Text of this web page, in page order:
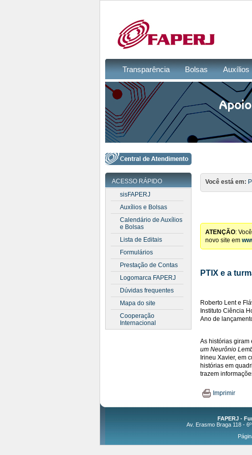
Transparência Bolsas Auxílios
ACESSO RÁPIDO
sisFAPERJ
Auxílios e Bolsas
Calendário de Auxílios
e Bolsas
Lista de Editais
Formulários
Prestação de Contas
Logomarca FAPERJ
Dúvidas frequentes
Mapa do site
Cooperação
Internacional
Você está em:
ATENÇÃO:
novo site em
PTIX e a
Roberto Lent e
Instituto Ciência
Ano de
As histórias
um Neurônio
Irineu Xavier, em
histórias em
trazem
Imprimir
FAPERJ -
Av. Erasmo Braga 118 -